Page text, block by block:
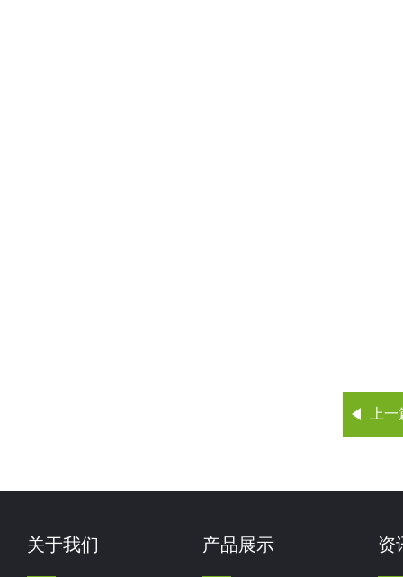
上
关于我们 产品展示 资